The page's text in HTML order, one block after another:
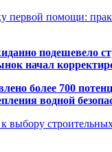
первой помощи:
подешевело
начал
более 700
водной
выбору